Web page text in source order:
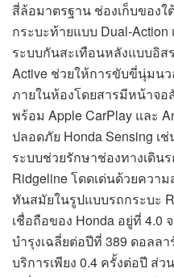
สี่ล้อมาตรฐาน ช่องเก็บของ
กระบะท้ายแบบ Dual-
ระบบกันสะเทือนหลังแบบอิ
Active ช่วยให้การขับขี่นุ่มน
ภายในห้องโดยสารมีหน้าจอ
พร้อม Apple CarPlay และ
ปลอดภัย Honda Sensing เ
ระบบช่วยรักษาช่องทางเดิน
Ridgeline โดดเด่นด้วยควา
ทันสมัยในรูปแบบรถกระบะ
เชื่อถือของ Honda อยู่ที่
บำรุงเฉลี่ยต่อปีที่ 389 ดอลล
บริการเพียง 0.4 ครั้งต่อปี ส่